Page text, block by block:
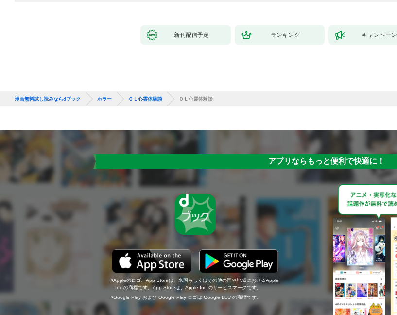
新刊配信予定 ランキング キャンペーン
漫画無料試し読みならdブック ホラー ＯＬ心霊体験談 ＯＬ心霊体験談
アプリならもっと便利で快適に！
Appleのロゴ、App Storeは、米国もしくはその他の国や地域におけるApple
Inc.の商標です。App Storeは、Apple Inc.のサービスマークです。
Google Play および Google Play ロゴは Google LLC の商標です。